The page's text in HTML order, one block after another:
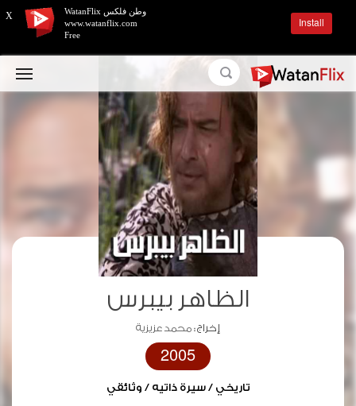
الظاهر بيبرس
إخراج :محمد عزيزية
2005
تاريخي / سيرة ذاتيه / وثائقي
X
وطن فلكس WatanFlix
www.watanflix.com
Free
Install